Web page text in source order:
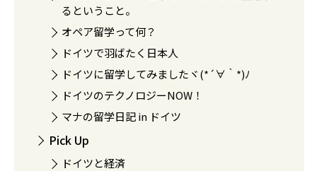
るということ。
オペア留学って何？
ドイツで羽ばたく日本人
ドイツに留学してみましたヾ(*´∀｀*)ﾉ
ドイツのテクノロジーNOW！
マナの留学日記 in ドイツ
Pick Up
ドイツと経済